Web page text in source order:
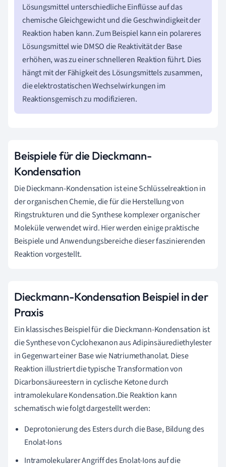
Lösungsmittel unterschiedliche Einflüsse auf das
chemische Gleichgewicht und die Geschwindigkeit der
Reaktion haben kann. Zum Beispiel kann ein polareres
Lösungsmittel wie DMSO die Reaktivität der Base
erhöhen, was zu einer schnelleren Reaktion führt. Dies
hängt mit der Fähigkeit des Lösungsmittels zusammen,
die elektrostatischen Wechselwirkungen im
Reaktionsgemisch zu modifizieren.
Beispiele für die Dieckmann-
Kondensation
Die Dieckmann-Kondensation ist eine Schlüsselreaktion in
der organischen Chemie, die für die Herstellung von
Ringstrukturen und die Synthese komplexer organischer
Moleküle verwendet wird. Hier werden einige praktische
Beispiele und Anwendungsbereiche dieser faszinierenden
Reaktion vorgestellt.
Dieckmann-Kondensation Beispiel in der
Praxis
Ein klassisches Beispiel für die Dieckmann-Kondensation ist
die Synthese von Cyclohexanon aus Adipinsäurediethylester
in Gegenwart einer Base wie Natriumethanolat. Diese
Reaktion illustriert die typische Transformation von
Dicarbonsäureestern in cyclische Ketone durch
intramolekulare Kondensation.Die Reaktion kann
schematisch wie folgt dargestellt werden:
Deprotonierung des Esters durch die Base, Bildung des
Enolat-Ions
Intramolekularer Angriff des Enolat-Ions auf die